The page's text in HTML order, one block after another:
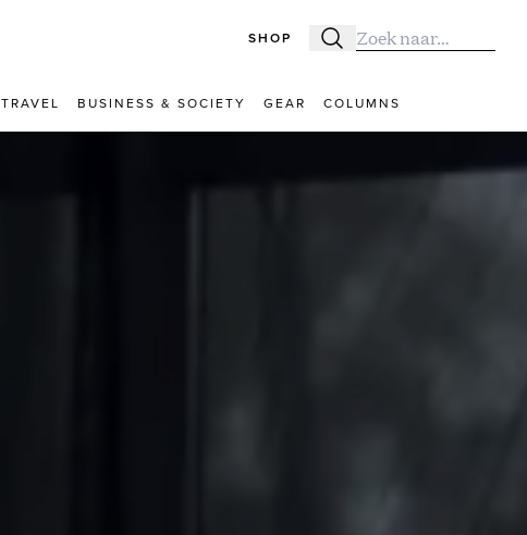
SHOP Zoeken
Zoek naar:
TRAVEL BUSINESS & SOCIETY GEAR COLUMNS